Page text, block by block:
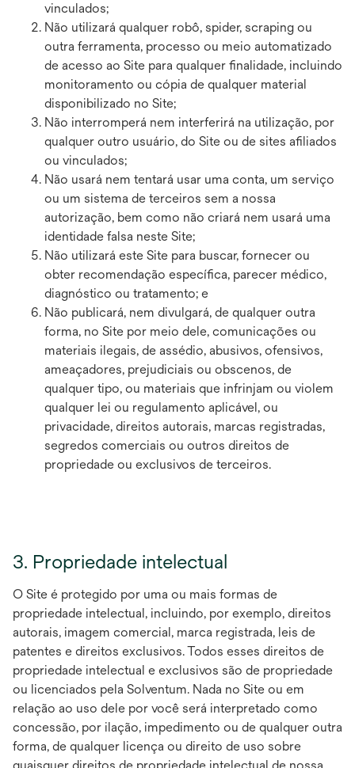
vinculados;
Não utilizará qualquer robô, spider, scraping ou
outra ferramenta, processo ou meio automatizado
de acesso ao Site para qualquer finalidade, incluindo
monitoramento ou cópia de qualquer material
disponibilizado no Site;
Não interromperá nem interferirá na utilização, por
qualquer outro usuário, do Site ou de sites afiliados
ou vinculados;
Não usará nem tentará usar uma conta, um serviço
ou um sistema de terceiros sem a nossa
autorização, bem como não criará nem usará uma
identidade falsa neste Site;
Não utilizará este Site para buscar, fornecer ou
obter recomendação específica, parecer médico,
diagnóstico ou tratamento; e
Não publicará, nem divulgará, de qualquer outra
forma, no Site por meio dele, comunicações ou
materiais ilegais, de assédio, abusivos, ofensivos,
ameaçadores, prejudiciais ou obscenos, de
qualquer tipo, ou materiais que infrinjam ou violem
qualquer lei ou regulamento aplicável, ou
privacidade, direitos autorais, marcas registradas,
segredos comerciais ou outros direitos de
propriedade ou exclusivos de terceiros.
3. Propriedade intelectual
O Site é protegido por uma ou mais formas de
propriedade intelectual, incluindo, por exemplo, direitos
autorais, imagem comercial, marca registrada, leis de
patentes e direitos exclusivos. Todos esses direitos de
propriedade intelectual e exclusivos são de propriedade
ou licenciados pela Solventum. Nada no Site ou em
relação ao uso dele por você será interpretado como
concessão, por ilação, impedimento ou de qualquer outra
forma, de qualquer licença ou direito de uso sobre